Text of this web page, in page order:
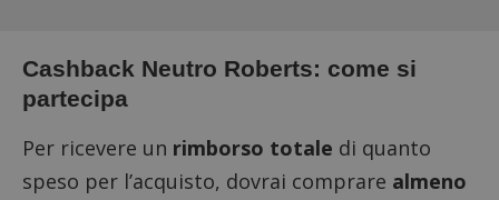
Cashback Neutro Roberts: come si
partecipa
Per ricevere un rimborso totale di quanto
speso per l’acquisto, dovrai comprare almeno